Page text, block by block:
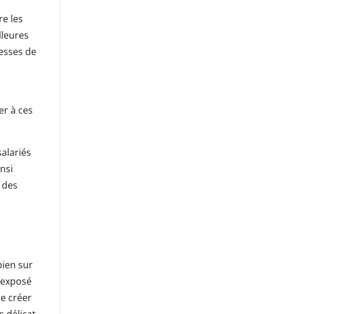
les
de
à ces
sur
créer